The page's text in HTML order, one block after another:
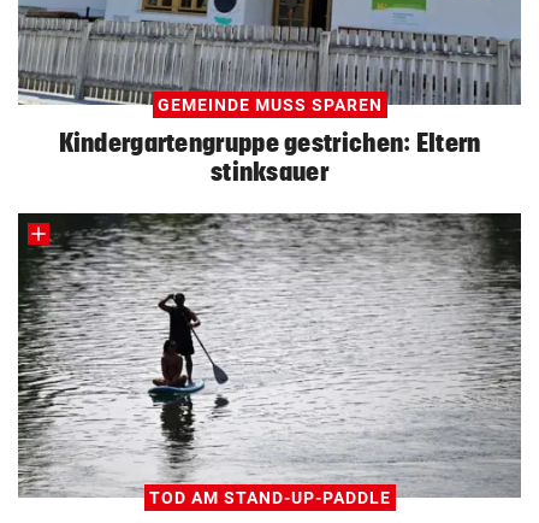
GEMEINDE MUSS SPAREN
Kindergartengruppe gestrichen: Eltern
stinksauer
TOD AM STAND-UP-PADDLE